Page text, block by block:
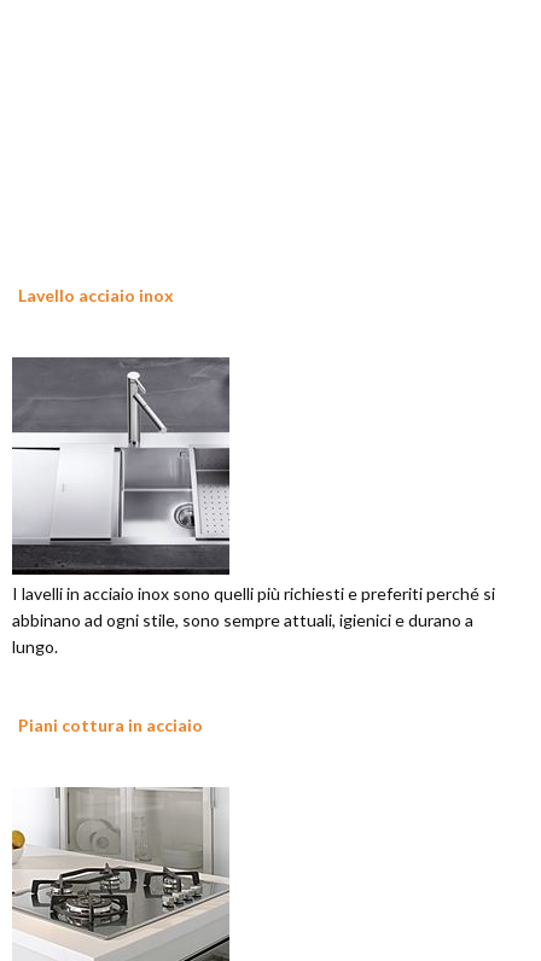
Lavello acciaio inox
I lavelli in acciaio inox sono quelli più richiesti e preferiti perché si
abbinano ad ogni stile, sono sempre attuali, igienici e durano a
lungo.
Piani cottura in acciaio